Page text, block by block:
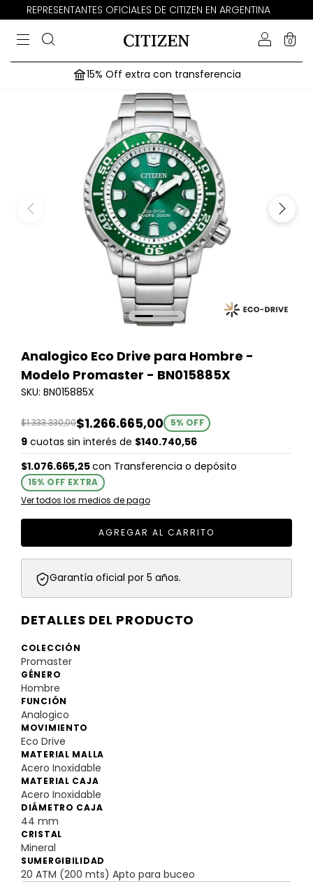
REPRESENTANTES OFICIALES DE CITIZEN EN ARGENTINA
0
15% Off extra con transferencia
Analogico Eco Drive para Hombre -
Modelo Promaster - BN015885X
SKU: BN015885X
$1.333.330,00$1.266.665,00 5% OFF
9 cuotas sin interés de $140.740,56
$1.076.665,25con Transferencia o depósito
15% OFF EXTRA
Ver todos los medios de pago
Garantía oficial por 5 años.
DETALLES DEL PRODUCTO
COLECCIÓN
Promaster
GÉNERO
Hombre
FUNCIÓN
Analogico
MOVIMIENTO
Eco Drive
MATERIAL MALLA
Acero Inoxidable
MATERIAL CAJA
Acero Inoxidable
DIÁMETRO CAJA
44 mm
CRISTAL
Mineral
SUMERGIBILIDAD
20 ATM (200 mts) Apto para buceo